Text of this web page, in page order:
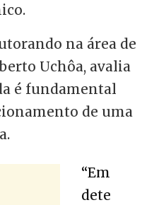
na área de
Uchôa, avalia
é fundamental
de uma
“Em
dete